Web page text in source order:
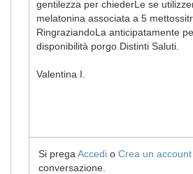
gentilezza per chiederLe se
melatonina associata a 5
RingraziandoLa anticipatamente
disponibilità porgo Distinti Saluti.
Valentina I.
Si prega Accedi o Crea un account
conversazione.